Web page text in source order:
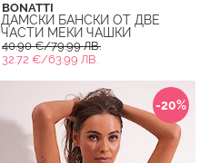
BONATTI
ДАМСКИ БАНСКИ ОТ ДВЕ
ЧАСТИ МЕКИ ЧАШКИ
40.90 €/79.99 ЛВ.
32.72 €/63.99 ЛВ.
-20%